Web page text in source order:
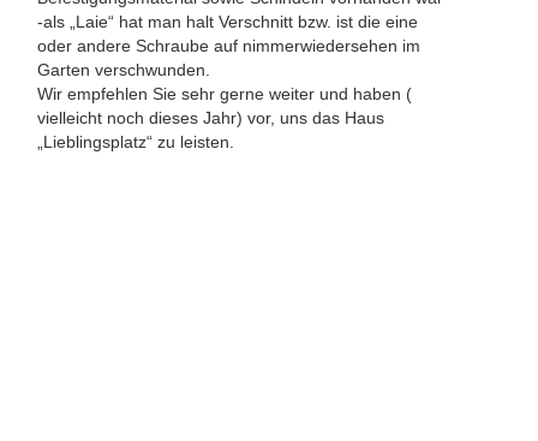
-als „Laie“ hat man halt Verschnitt bzw. ist die eine
oder andere Schraube auf nimmerwiedersehen im
Garten verschwunden.
Wir empfehlen Sie sehr gerne weiter und haben (
vielleicht noch dieses Jahr) vor, uns das Haus
„Lieblingsplatz“ zu leisten.